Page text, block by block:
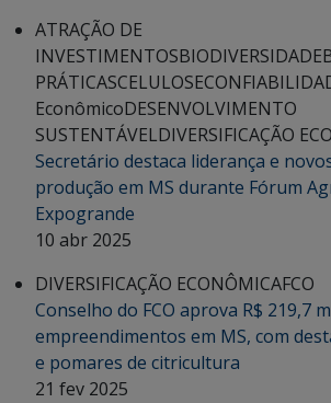
ATRAÇÃO DE
INVESTIMENTOSBIODIVERSIDADE
PRÁTICASCELULOSE
EconômicoDESENVOLVIMENTO
SUSTENTÁVELDIVERSIFICAÇÃO
Secretário destaca liderança e
produção em MS durante Fórum
Expogrande
10 abr 2025
DIVERSIFICAÇÃO ECONÔMICAFCO
Conselho do FCO aprova R$ 219,7
empreendimentos em MS, com
e pomares de citricultura
21 fev 2025